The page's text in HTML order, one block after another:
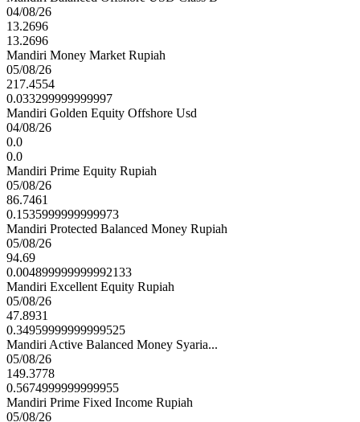
04/08/26
13.2696
13.2696
Mandiri Money Market Rupiah
05/08/26
217.4554
0.033299999999997
Mandiri Golden Equity Offshore Usd
04/08/26
0.0
0.0
Mandiri Prime Equity Rupiah
05/08/26
86.7461
0.1535999999999973
Mandiri Protected Balanced Money Rupiah
05/08/26
94.69
0.004899999999992133
Mandiri Excellent Equity Rupiah
05/08/26
47.8931
0.34959999999999525
Mandiri Active Balanced Money Syaria...
05/08/26
149.3778
0.5674999999999955
Mandiri Prime Fixed Income Rupiah
05/08/26